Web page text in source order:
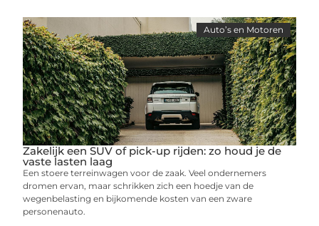
Auto’s en Motoren
Zakelijk een SUV of pick-up rijden: zo houd je de
vaste lasten laag
Een stoere terreinwagen voor de zaak. Veel ondernemers
dromen ervan, maar schrikken zich een hoedje van de
wegenbelasting en bijkomende kosten van een zware
personenauto.